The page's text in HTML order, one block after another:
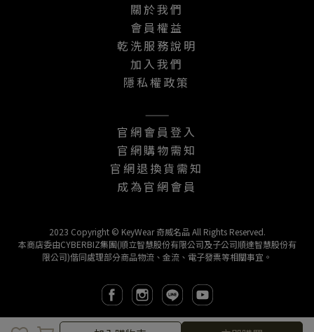
取消 完成
關於我們
會員權益
乾洗服務說明
加入我們
隱私權政策
———
官網會員登入
官網購物需知
官網退換貨需知
成為官網會員
2023 Copyright © KeyWear 奇威名品 All Rights Reserved.
本商店委由CYBERBIZ集團(順立智慧股份有限公司及子公司順達智慧股份有
限公司)偕同處理部分商品物流、金流、電子發票等相關事宜。